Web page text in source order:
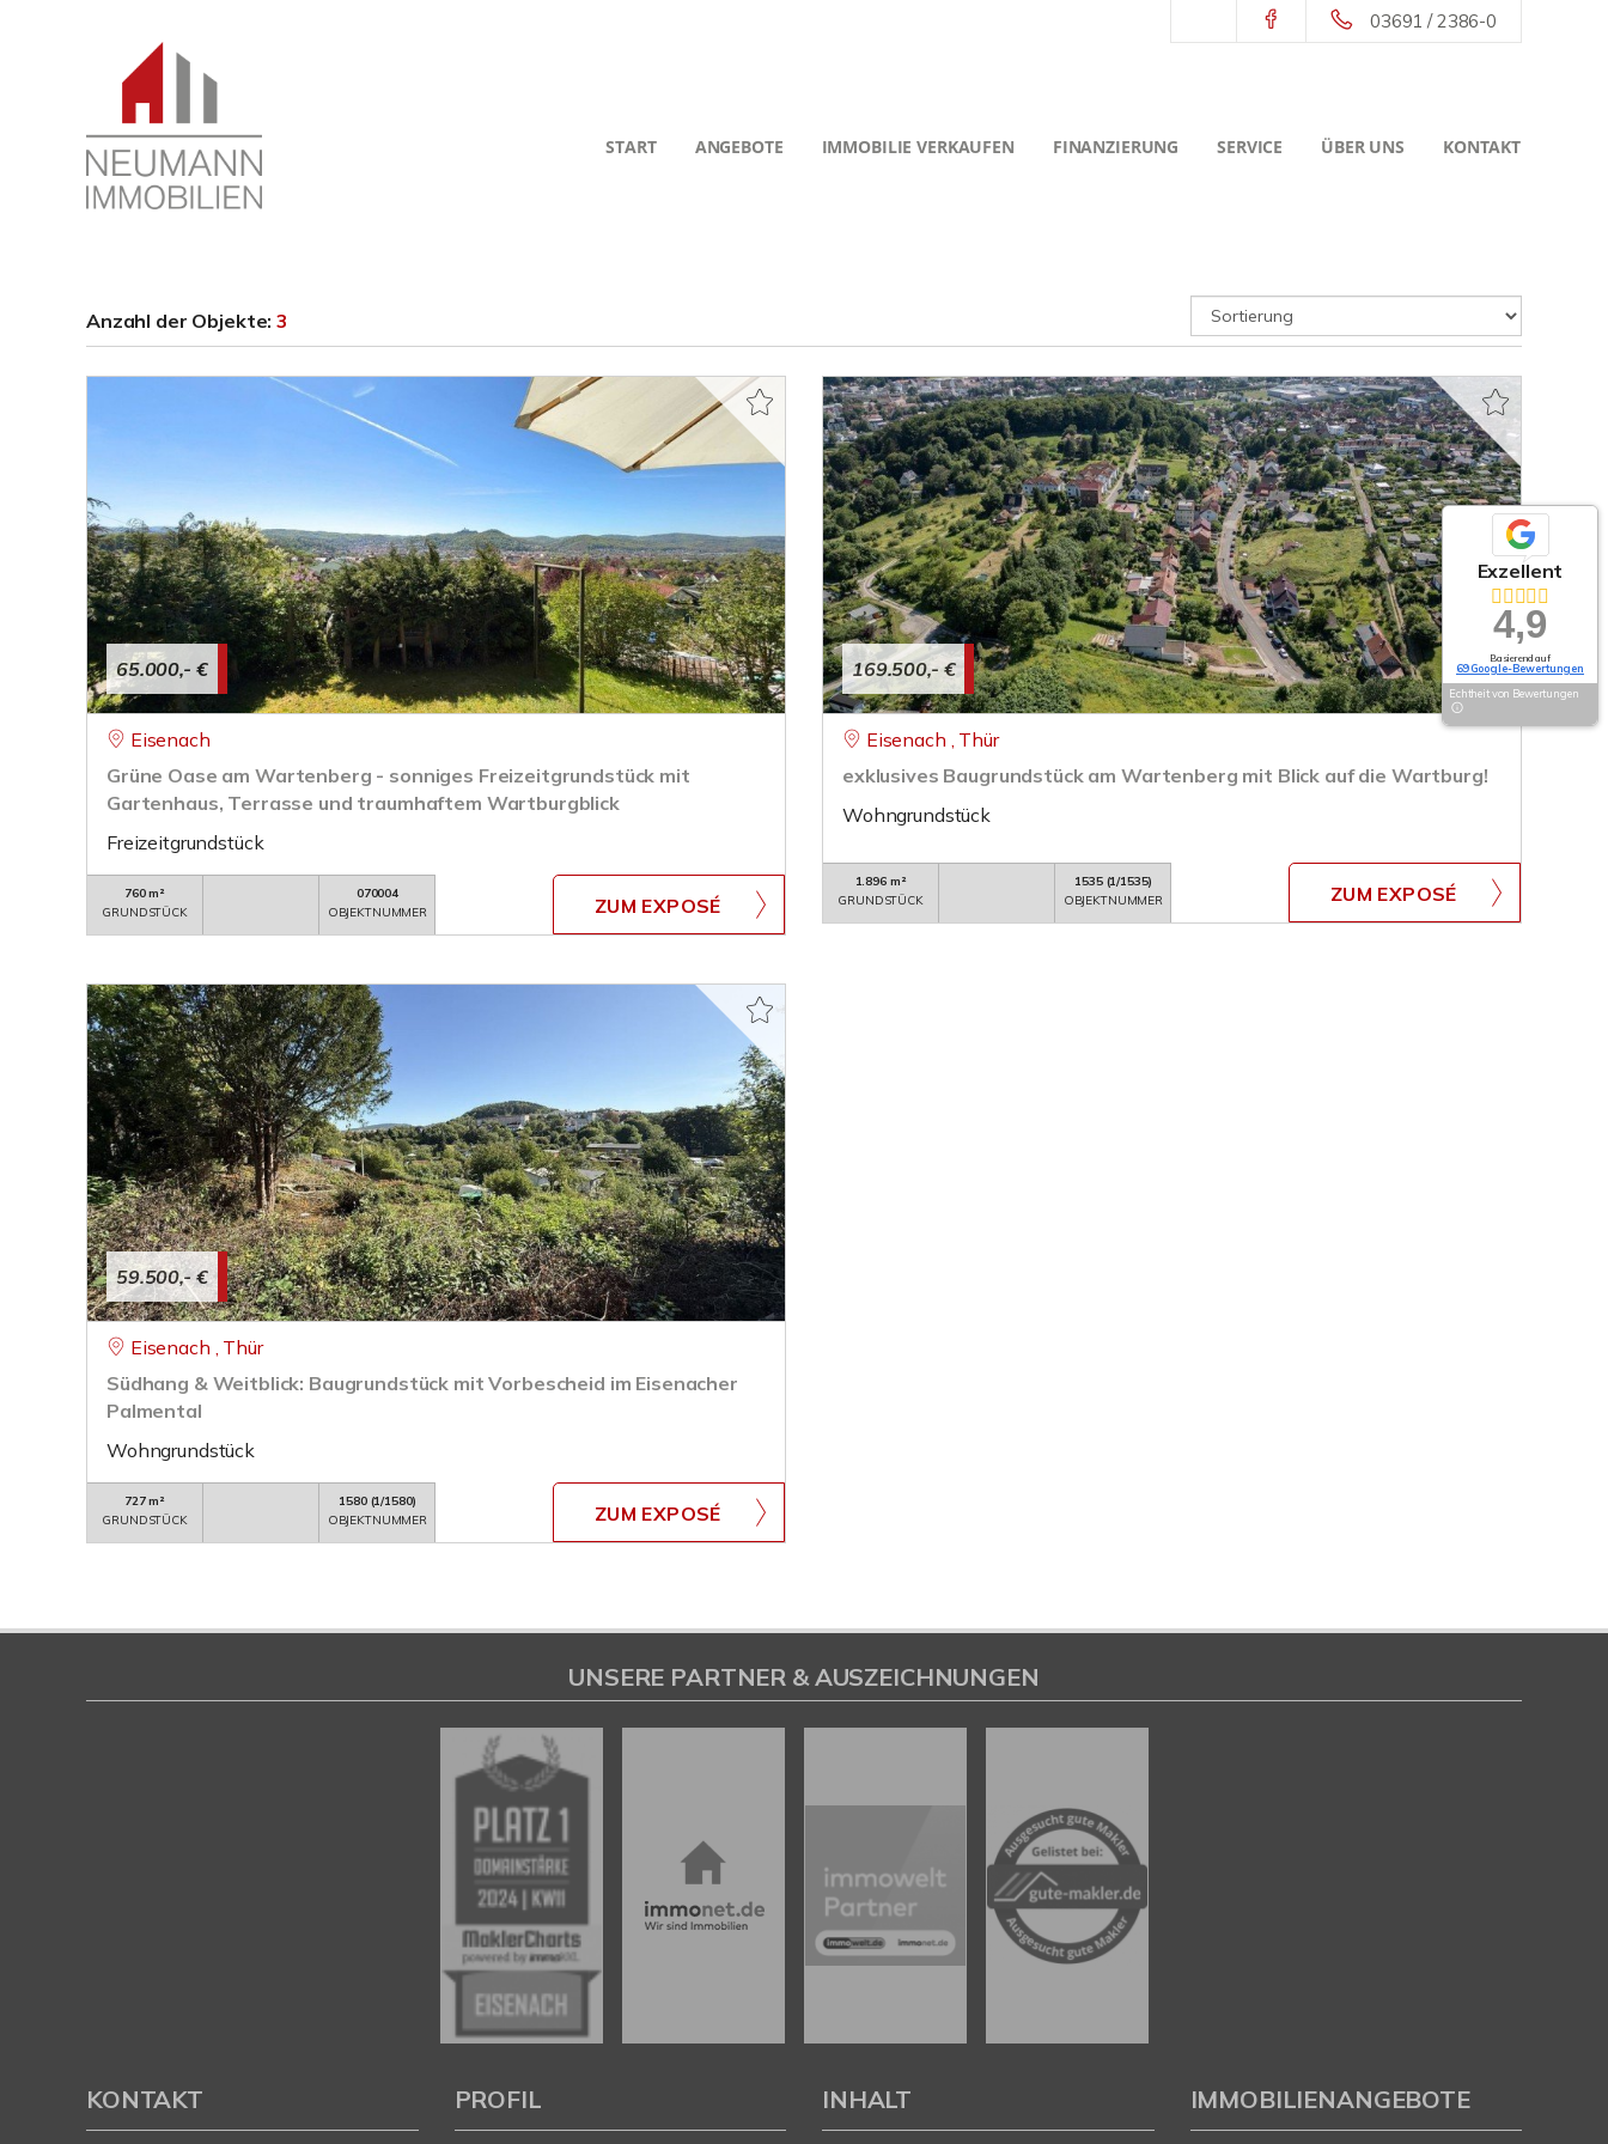
03691 / 2386-0
START ANGEBOTE IMMOBILIE VERKAUFEN FINANZIERUNG SERVICE ÜBER UNS KONTAKT
Anzahl der Objekte:3
65.000,- €
Eisenach
Grüne Oase am Wartenberg - sonniges Freizeitgrundstück mit
Gartenhaus, Terrasse und traumhaftem Wartburgblick
Freizeitgrundstück
760 m²
GRUNDSTÜCK
070004
OBJEKTNUMMER
ZUM EXPOSÉ
169.500,- €
Eisenach , Thür
exklusives Baugrundstück am Wartenberg mit Blick auf die Wartburg!
Wohngrundstück
1.896 m²
GRUNDSTÜCK
1535 (1/1535)
OBJEKTNUMMER
ZUM EXPOSÉ
59.500,- €
Eisenach , Thür
Südhang & Weitblick: Baugrundstück mit Vorbescheid im Eisenacher
Palmental
Wohngrundstück
727 m²
GRUNDSTÜCK
1580 (1/1580)
OBJEKTNUMMER
ZUM EXPOSÉ
Exzellent
4,9
Basierend auf
69 Google-Bewertungen
Echtheit von Bewertungen
UNSERE PARTNER & AUSZEICHNUNGEN
KONTAKT PROFIL INHALT IMMOBILIENANGEBOTE